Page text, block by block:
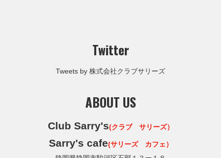
Twitter
Tweets by 株式会社クラブサリーズ
ABOUT US
Club Sarry's(クラブ サリーズ）
Sarry's cafe(サリーズ カフェ）